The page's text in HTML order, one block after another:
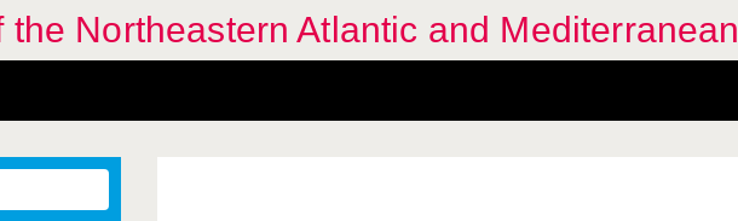
the Northeastern Atlantic and Mediterranean